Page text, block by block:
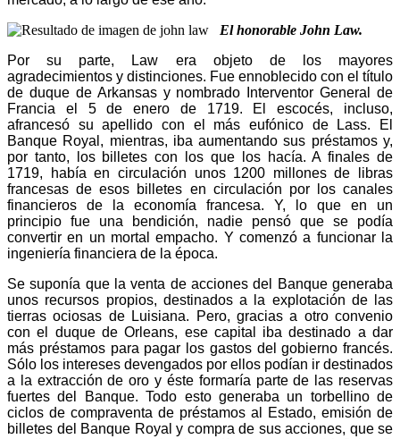
El honorable John Law.
Por su parte, Law era objeto de los mayores
agradecimientos y distinciones. Fue ennoblecido con el título
de duque de Arkansas y nombrado Interventor General de
Francia el 5 de enero de 1719. El escocés, incluso,
afrancesó su apellido con el más eufónico de Lass. El
Banque Royal, mientras, iba aumentando sus préstamos y,
por tanto, los billetes con los que los hacía. A finales de
1719, había en circulación unos 1200 millones de libras
francesas de esos billetes en circulación por los canales
financieros de la economía francesa. Y, lo que en un
principio fue una bendición, nadie pensó que se podía
convertir en un mortal empacho. Y comenzó a funcionar la
ingeniería financiera de la época.
Se suponía que la venta de acciones del Banque generaba
unos recursos propios, destinados a la explotación de las
tierras ociosas de Luisiana. Pero, gracias a otro convenio
con el duque de Orleans, ese capital iba destinado a dar
más préstamos para pagar los gastos del gobierno francés.
Sólo los intereses devengados por ellos podían ir destinados
a la extracción de oro y éste formaría parte de las reservas
fuertes del Banque. Todo esto generaba un torbellino de
ciclos de compraventa de préstamos al Estado, emisión de
billetes del Banque Royal y compra de sus acciones, que se